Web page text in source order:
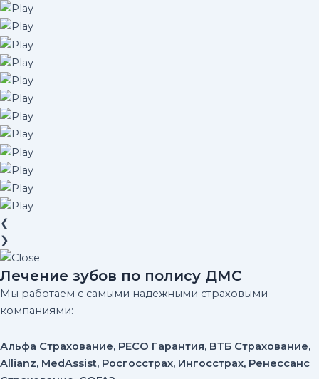
❮
❯
Лечение зубов по полису ДМС
Мы работаем с самыми надежными страховыми
компаниями:
Альфа Страхование, РЕСО Гарантия, ВТБ Страхование,
Allianz, MedAssist, Росгосстрах, Ингосстрах, Ренессанс